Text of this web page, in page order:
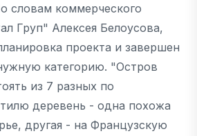
словам коммерческого
Груп" Алексея Белоусова,
проекта и завершен
категорию. "Остров
из 7 разных по
деревень - одна похожа
другая - на Французскую